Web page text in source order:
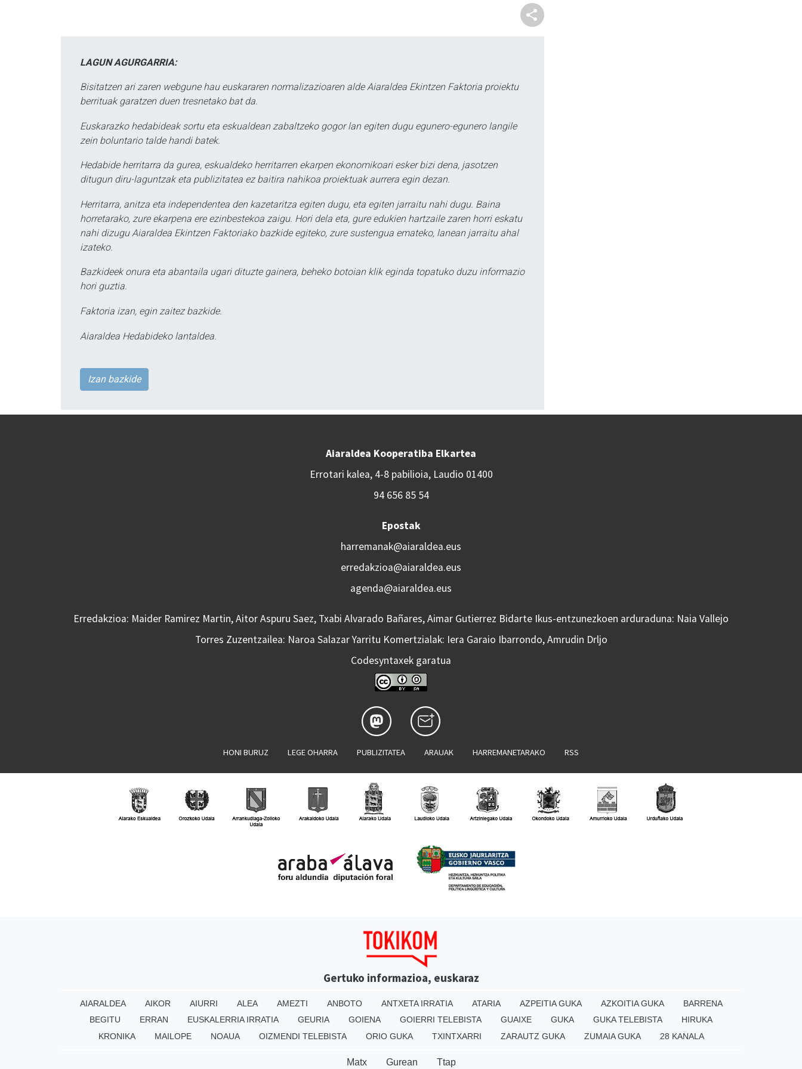
LAGUN AGURGARRIA:
Bisitatzen ari zaren webgune hau euskararen normalizazioaren alde Aiaraldea Ekintzen Faktoria proiektu
berrituak garatzen duen tresnetako bat da.
Euskarazko hedabideak sortu eta eskualdean zabaltzeko gogor lan egiten dugu egunero-egunero langile
zein boluntario talde handi batek.
Hedabide herritarra da gurea, eskualdeko herritarren ekarpen ekonomikoari esker bizi dena, jasotzen
ditugun diru-laguntzak eta publizitatea ez baitira nahikoa proiektuak aurrera egin dezan.
Herritarra, anitza eta independentea den kazetaritza egiten dugu, eta egiten jarraitu nahi dugu. Baina
horretarako, zure ekarpena ere ezinbestekoa zaigu. Hori dela eta, gure edukien hartzaile zaren horri eskatu
nahi dizugu Aiaraldea Ekintzen Faktoriako bazkide egiteko, zure sustengua emateko, lanean jarraitu ahal
izateko.
Bazkideek onura eta abantaila ugari dituzte gainera, beheko botoian klik eginda topatuko duzu informazio
hori guztia.
Faktoria izan, egin zaitez bazkide.
Aiaraldea Hedabideko lantaldea.
Izan bazkide
Aiaraldea Kooperatiba Elkartea
Errotari kalea, 4-8 pabilioia, Laudio 01400
94 656 85 54
Epostak
harremanak@aiaraldea.eus
erredakzioa@aiaraldea.eus
agenda@aiaraldea.eus
Erredakzioa: Maider Ramirez Martin, Aitor Aspuru Saez, Txabi Alvarado Bañares, Aimar Gutierrez Bidarte Ikus-entzunezkoen arduraduna: Naia Vallejo
Torres Zuzentzailea: Naroa Salazar Yarritu Komertzialak: Iera Garaio Ibarrondo, Amrudin Drljo
Codesyntaxek garatua
HONI BURUZ LEGE OHARRA PUBLIZITATEA ARAUAK HARREMANETARAKO RSS
Gertuko informazioa, euskaraz
AIARALDEA AIKOR AIURRI ALEA AMEZTI ANBOTO ANTXETA IRRATIA ATARIA AZPEITIA GUKA AZKOITIA GUKA
BARRENA
BEGITU
ERRAN EUSKALERRIA IRRATIA GEURIA GOIENA GOIERRI TELEBISTA GUAIXE GUKA GUKA TELEBISTA
HIRUKA
KRONIKA
MAILOPE NOAUA OIZMENDI TELEBISTA ORIO GUKA TXINTXARRI ZARAUTZ GUKA ZUMAIA GUKA 28 KANALA
Matx Gurean Ttap